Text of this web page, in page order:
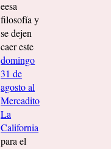
eesa
filosofía y
se dejen
caer este
domingo
31 de
agosto al
Mercadito
La
California
para el